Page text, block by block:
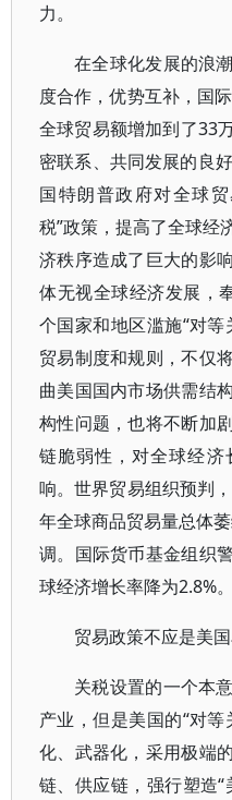
力。
在全球化发展的浪
度合作，优势互补，国
全球贸易额增加到了33
密联系、共同发展的良
国特朗普政府对全球
税”政策，提高了全球经
济秩序造成了巨大的影
体无视全球经济发展，
个国家和地区滥施“对
贸易制度和规则，不仅
曲美国国内市场供需结
构性问题，也将不断加
链脆弱性，对全球经
响。世界贸易组织预判
年全球商品贸易量总体
调。国际货币基金组织
球经济增长率降为2.8%。
贸易政策不应是美
关税设置的一个本
产业，但是美国的“对
化、武器化，采用极端
链、供应链，强行塑造